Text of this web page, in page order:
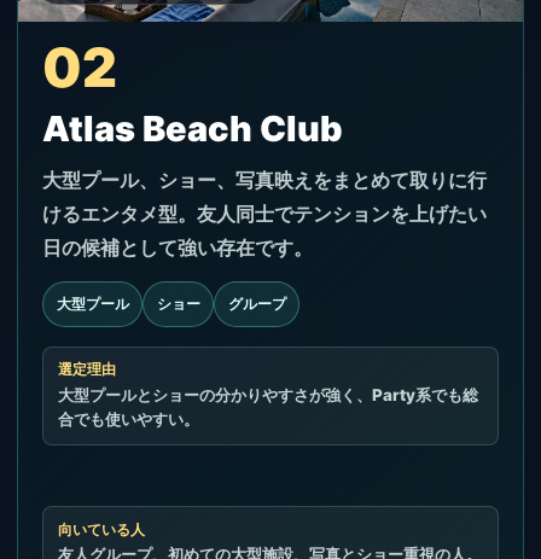
02
Atlas Beach Club
大型プール、ショー、写真映えをまとめて取りに行
けるエンタメ型。友人同士でテンションを上げたい
日の候補として強い存在です。
大型プール ショー グループ
選定理由
大型プールとショーの分かりやすさが強く、Party系でも総
合でも使いやすい。
向いている人
友人グループ、初めての大型施設、写真とショー重視の人。